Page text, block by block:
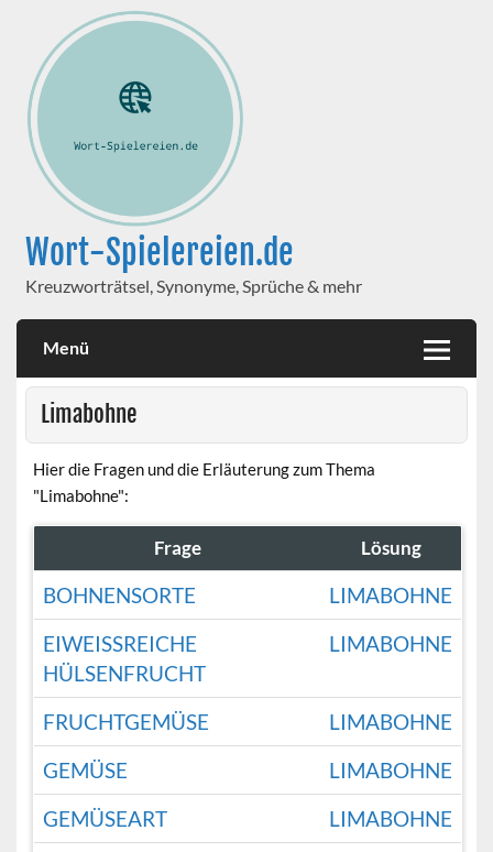
Wort-Spielereien.de
Kreuzworträtsel, Synonyme, Sprüche & mehr
Menü
Limabohne
Hier die Fragen und die Erläuterung zum Thema
"Limabohne":
Frage Lösung
BOHNENSORTE
LIMABOHNE
EIWEISSREICHE H
ÜLSENFRUCHT
LIMABOHNE
FRUCHTGEMÜSE
LIMABOHNE
GEMÜSE
LIMABOHNE
GEMÜSEART
LIMABOHNE